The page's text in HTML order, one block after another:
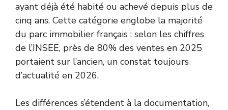
ayant déjà été habité ou achevé depuis plus de
cinq ans. Cette catégorie englobe la majorité
du parc immobilier français : selon les chiffres
de l’INSEE, près de 80% des ventes en 2025
portaient sur l’ancien, un constat toujours
d’actualité en 2026.
Les différences s’étendent à la documentation,